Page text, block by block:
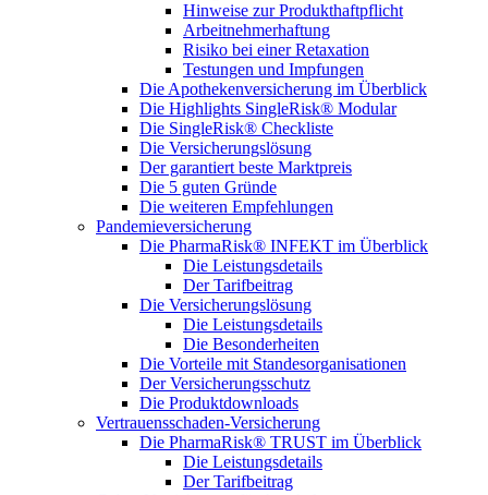
Hinweise zur Produkthaftpflicht
Arbeitnehmerhaftung
Risiko bei einer Retaxation
Testungen und Impfungen
Die Apothekenversicherung im Überblick
Die Highlights SingleRisk® Modular
Die SingleRisk® Checkliste
Die Versicherungslösung
Der garantiert beste Marktpreis
Die 5 guten Gründe
Die weiteren Empfehlungen
Pandemieversicherung
Die PharmaRisk® INFEKT im Überblick
Die Leistungsdetails
Der Tarifbeitrag
Die Versicherungslösung
Die Leistungsdetails
Die Besonderheiten
Die Vorteile mit Standesorganisationen
Der Versicherungsschutz
Die Produktdownloads
Vertrauensschaden-Versicherung
Die PharmaRisk® TRUST im Überblick
Die Leistungsdetails
Der Tarifbeitrag